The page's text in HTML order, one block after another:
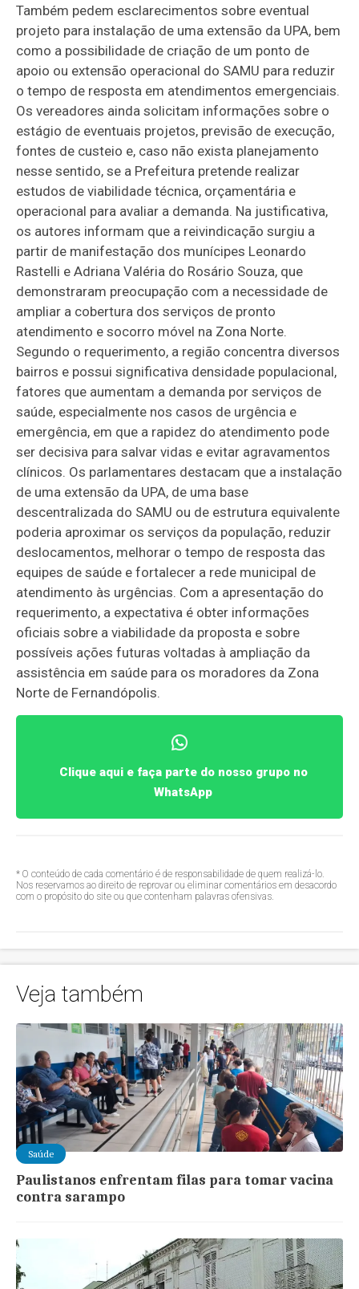
Também pedem esclarecimentos sobre eventual
projeto para instalação de uma extensão da UPA, bem
como a possibilidade de criação de um ponto de
apoio ou extensão operacional do SAMU para reduzir
o tempo de resposta em atendimentos emergenciais.
Os vereadores ainda solicitam informações sobre o
estágio de eventuais projetos, previsão de execução,
fontes de custeio e, caso não exista planejamento
nesse sentido, se a Prefeitura pretende realizar
estudos de viabilidade técnica, orçamentária e
operacional para avaliar a demanda. Na justificativa,
os autores informam que a reivindicação surgiu a
partir de manifestação dos munícipes Leonardo
Rastelli e Adriana Valéria do Rosário Souza, que
demonstraram preocupação com a necessidade de
ampliar a cobertura dos serviços de pronto
atendimento e socorro móvel na Zona Norte.
Segundo o requerimento, a região concentra diversos
bairros e possui significativa densidade populacional,
fatores que aumentam a demanda por serviços de
saúde, especialmente nos casos de urgência e
emergência, em que a rapidez do atendimento pode
ser decisiva para salvar vidas e evitar agravamentos
clínicos. Os parlamentares destacam que a instalação
de uma extensão da UPA, de uma base
descentralizada do SAMU ou de estrutura equivalente
poderia aproximar os serviços da população, reduzir
deslocamentos, melhorar o tempo de resposta das
equipes de saúde e fortalecer a rede municipal de
atendimento às urgências. Com a apresentação do
requerimento, a expectativa é obter informações
oficiais sobre a viabilidade da proposta e sobre
possíveis ações futuras voltadas à ampliação da
assistência em saúde para os moradores da Zona
Norte de Fernandópolis.
Clique aqui e faça parte do nosso grupo no
WhatsApp
* O conteúdo de cada comentário é de responsabilidade de quem realizá-lo.
Nos reservamos ao direito de reprovar ou eliminar comentários em desacordo
com o propósito do site ou que contenham palavras ofensivas.
Veja também
Saúde
Paulistanos enfrentam filas para tomar vacina
contra sarampo